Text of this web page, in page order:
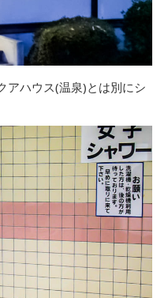
アハウス(温泉)とは別にシ